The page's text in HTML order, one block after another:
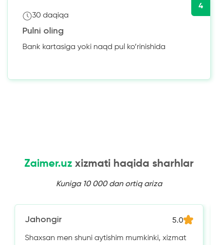
4
30 daqiqa
Pulni oling
Bank kartasiga yoki naqd pul ko’rinishida
Zaimer.uz xizmati haqida sharhlar
Kuniga 10 000 dan ortiq ariza
Jahongir 5.0
Shaxsan men shuni aytishim mumkinki, xizmat